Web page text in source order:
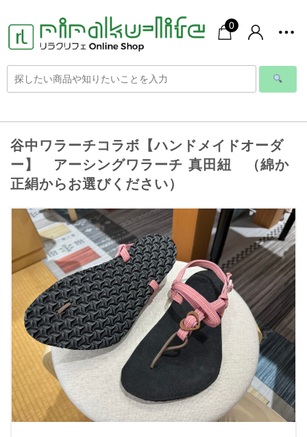
0
谷中ワラーチコラボ【ハンドメイドオーダ
ー】 アーシングワラーチ 真田紐 （綿か
正絹からお選びください）